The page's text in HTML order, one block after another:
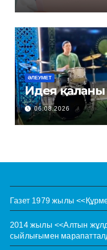
ӘЛЕУМЕТ
Идея қаланы
06.08.2026
Газет 1979 жылы
2014 жылы <<Алтын
сыйлығымен